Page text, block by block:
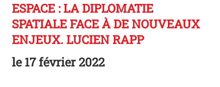
ESPACE : LA DIPLOMATIE
SPATIALE FACE À DE NOUVEAUX
ENJEUX. LUCIEN RAPP
le17 février 2022